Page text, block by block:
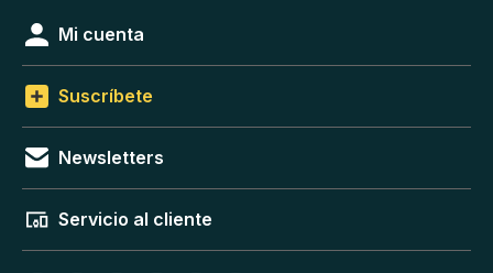
Mi cuenta
Suscríbete
Newsletters
Servicio al cliente